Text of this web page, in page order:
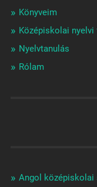
Könyveim
Középiskolai nyelvi
Nyelvtanulás
Rólam
Angol középiskolai